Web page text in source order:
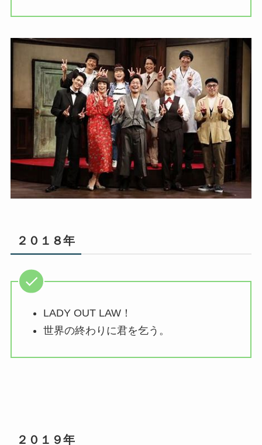
２０１８年
LADY OUT LAW！
世界の終わりに君を乞う。
２０１９年